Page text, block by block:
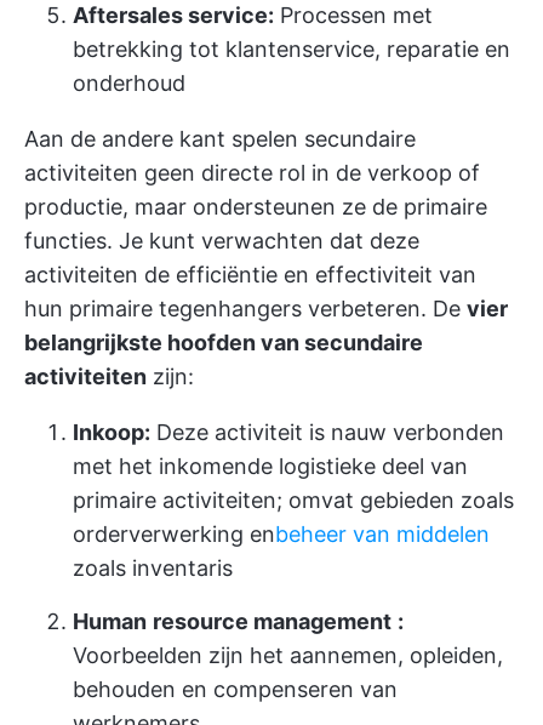
Aftersales service: Processen met
betrekking tot klantenservice, reparatie en
onderhoud
Aan de andere kant spelen secundaire
activiteiten geen directe rol in de verkoop of
productie, maar ondersteunen ze de primaire
functies. Je kunt verwachten dat deze
activiteiten de efficiëntie en effectiviteit van
hun primaire tegenhangers verbeteren. De vier
belangrijkste hoofden van secundaire
activiteiten zijn:
Inkoop: Deze activiteit is nauw verbonden
met het inkomende logistieke deel van
primaire activiteiten; omvat gebieden zoals
orderverwerking enbeheer van middelen
zoals inventaris
Human resource management :
Voorbeelden zijn het aannemen, opleiden,
behouden en compenseren van